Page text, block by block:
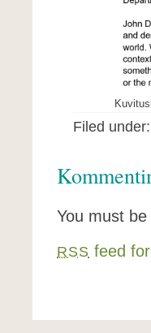
Filed under:
You must be
RSS feed